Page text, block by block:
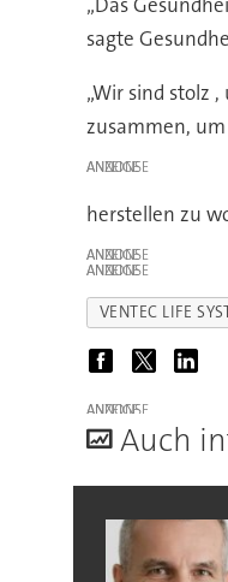
sagte
„Wir sind stolz
zusammen,
ANZEIGE
herstellen zu
ANZEIGE
ANZEIGE
VENTEC LIFE
ANZEIGE
Auch